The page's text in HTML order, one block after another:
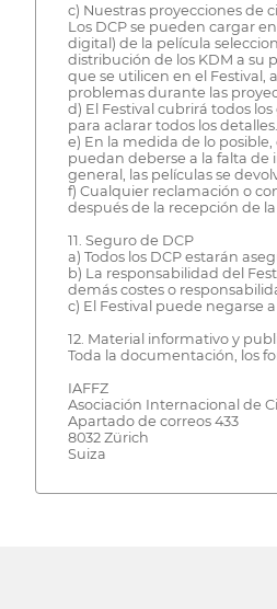
c) Nuestras proyecciones de
Los DCP se pueden cargar
digital) de la película
distribución de los KDM a su
que se utilicen en el Festival,
problemas durante las
d) El Festival cubrirá todos
para aclarar todos los detalles.
e) En la medida de lo
puedan deberse a la falta de
general, las películas se
f) Cualquier reclamación o
después de la recepción de
11. Seguro de DCP
a) Todos los DCP estarán
b) La responsabilidad del
demás costes o
c) El Festival puede negarse
12. Material informativo y
Toda la documentación, los
IAFFZ
Asociación Internacional de
Apartado de correos 433
8032 Zürich
Suiza